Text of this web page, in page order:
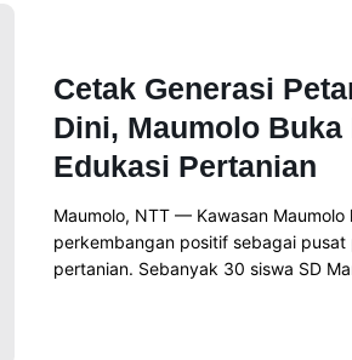
Cetak Generasi
Dini, Maumolo Buka
Edukasi Pertanian
Maumolo, NTT — Kawasan Maumolo
perkembangan positif sebagai pusat
pertanian. Sebanyak 30 siswa SD